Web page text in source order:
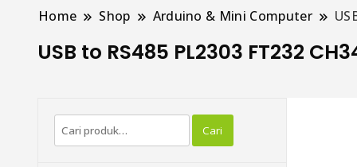
Home Shop Arduino & Mini Computer
USB to RS485 PL2303 FT232
Pencarian
untuk:
Cari